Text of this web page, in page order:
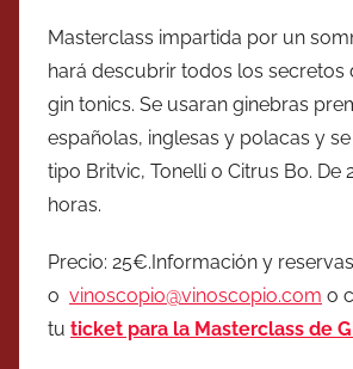
Masterclass impartida por un
hará descubrir todos los secretos
gin tonics. Se usaran ginebras
españolas, inglesas y polacas y
tipo Britvic, Tonelli o Citrus Bo. De
horas.
Precio: 25€.Información y
o vinoscopio@vinoscopio.com o
tu ticket para la Masterclass de